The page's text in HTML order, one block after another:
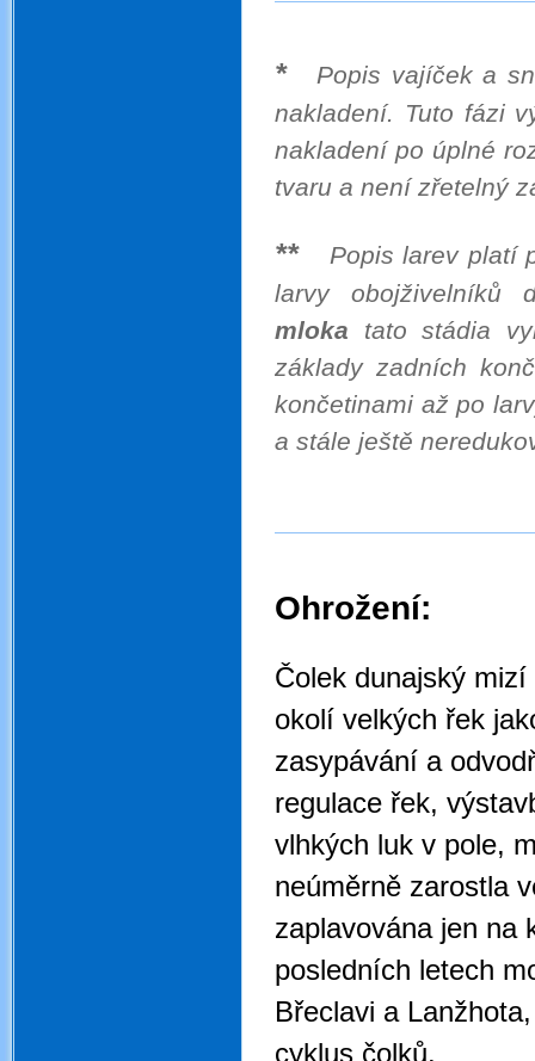
*
Popis vajíček a
nakladení. Tuto fázi
nakladení po úplné
tvaru a není zřetelný
** Popis larev platí
larvy obojživelníků
mloka tato stádia
základy zadních
končetinami až po
a stále ještě
Ohrožení:
Čolek dunajský
okolí velkých řek
zasypávání a
regulace řek,
vlhkých luk v pole,
neúměrně zarostla
zaplavována jen na
posledních letech
Břeclavi a
cyklus čolků.